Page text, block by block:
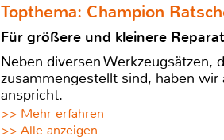
Topthema: Champion
Für größere und kleinere
Neben diversen
zusammengestellt sind, haben wir
anspricht.
>> Mehr erfahren
>> Alle anzeigen